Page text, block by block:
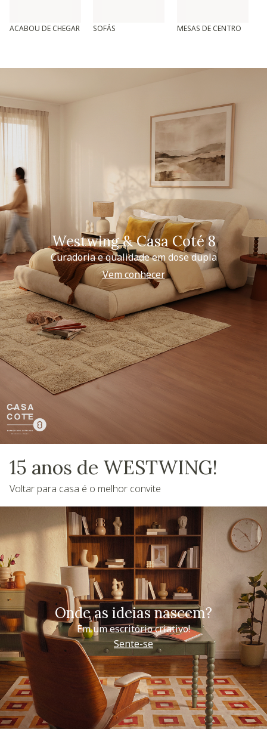
ACABOU DE CHEGAR SOFÁS MESAS DE CENTRO
Westwing & Casa Coté 8
Curadoria e qualidade em dose dupla
Vem conhecer
15 anos de WESTWING!
Voltar para casa é o melhor convite
Onde as ideias nascem?
Em um escritório criativo!
Sente-se